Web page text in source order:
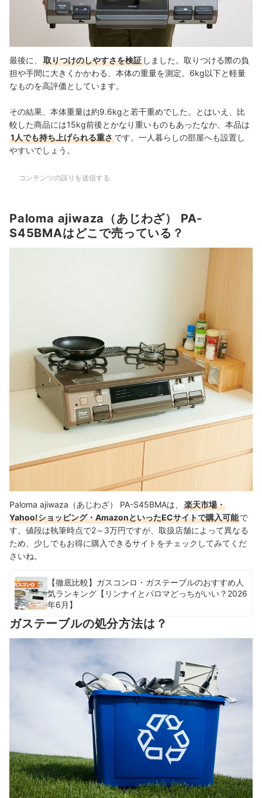
最後に、 取りつけのしやすさを検証 しました。取りつける際の負
担や手間に大きくかかわる、本体の重量を測定。6kg以下と軽量
なものを高評価としています。
その結果、本体重量は約9.6kgと若干重めでした。とはいえ、比
較した商品には15kg前後とかなり重いものもあったなか、本品は
1人でも持ち上げられる重さです。一人暮らしの部屋へも設置し
やすいでしょう。
コンテンツの誤りを送信する
Paloma ajiwaza（あじわざ） PA-
S45BMAはどこで売っている？
Paloma ajiwaza（あじわざ） PA-S45BMAは、
楽天市場・
Yahoo!ショッピング・AmazonといったECサイトで購入可能で
す。値段は執筆時点で2～3万円ですが、取扱店舗によって異なる
ため、少しでもお得に購入できるサイトをチェックしてみてくだ
さいね。
【徹底比較】ガスコンロ・ガステーブルのおすすめ人
気ランキング【リンナイとパロマどっちがいい？2026
年6月】
ガステーブルの処分方法は？